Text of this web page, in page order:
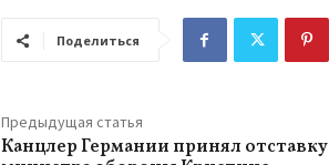
Поделиться
Предыдущая статья
Канцлер Германии принял отставку